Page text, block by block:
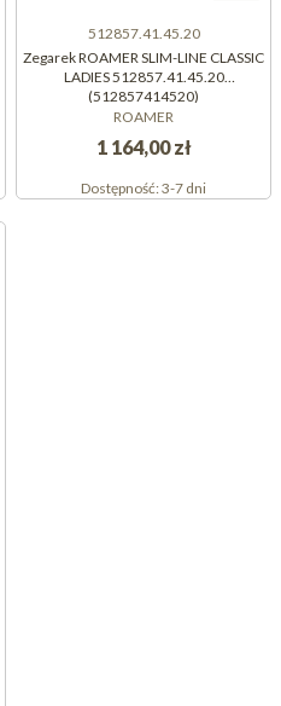
512857.41.45.20
Zegarek ROAMER SLIM-LINE CLASSIC
LADIES 512857.41.45.20
(512857414520)
ROAMER
1 164,00 zł
Dostępność:3-7 dni